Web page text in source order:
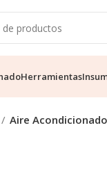
Herramientas
Aire